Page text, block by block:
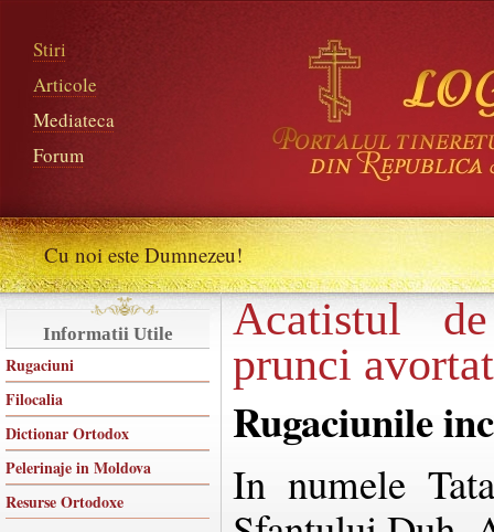
Stiri
Articole
Mediateca
Forum
Cu noi este Dumnezeu!
Informatii Utile
Rugaciuni
Filocalia
Dictionar Ortodox
Pelerinaje in Moldova
Resurse Ortodoxe
Acatistul
prunci
Rugaciunile
In numele